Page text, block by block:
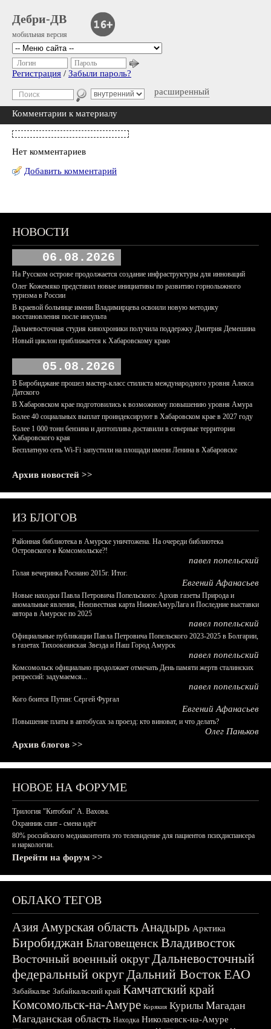
Дебри-ДВ
мобильная версия
расширенный
Логин Пароль
Регистрация / Забыли пароль?
Комментарии к материалу
Нет комментариев
Добавить комментарий
НОВОСТИ
06.08.2026
На Русском острове продолжается создание инфраструктуры для инноваций
Олег Кожемяко представил новые инициативы по развитию горнолыжного
туризма в России
В краевой больнице имени Владимирцева освоили новую методику
восстановления после инсульта
Дальневосточная студия кинохроники получила поддержку Дмитрия Демешина
Новый циклон приближается к Хабаровскому краю
05.08.2026
В Биробиджане прошел мастер-класс стилиста международного уровня Алекса
Датского
В Хабаровском крае подготовились к возможному повышению уровня Амура
Более 40 социальных выплат проиндексируют в Хабаровском крае в 2027 году
Более 1 000 тонн бензина и дизтоплива доставили в северные территории
Хабаровского края
Бесплатную сеть Wi-Fi запустили на площади имени Ленина в Хабаровске
Архив новостей >>
ИЗ БЛОГОВ
Районная библиотека в Амурске уничтожена. На очереди библиотека
Островского в Комсомольске?!
павел попельский
Голая вечеринка Роснано 2015г. Итог.
Евгений Афанасьев
Новые находки Павла Петровича Попельского: Архив газеты Природа и
аномальные явления, Неизвестная карта НижнеАмурЛага и Последние выставки
автора в Амурске по 2025
павел попельский
Официальные публикации Павла Петровича Попельского 2023-2025 в Болгарии,
в газетах Тихоокеанская Звезда и Наш Город Амурск
павел попельский
Комсомольск официально продолжает отмечать День памяти жертв сталинских
репрессий: задумаемся...
павел попельский
Кого боится Путин: Сергей Фургал
Евгений Афанасьев
Повышение платы в автобусах за проезд: кто виноват, и что делать?
Олег Паньков
Архив блогов >>
НОВОЕ НА ФОРУМЕ
Трилогия "Китобои" А. Вахова.
Охранник спит - смена идёт
80% российского медиаконтента это телевидение для пациентов психдиспансера
и наркологии.
Перейти на форум >>
ОБЛАКО ТЕГОВ
АзияАмурская область Анадырь Арктика
БиробиджанБлаговещенскВладивосток
Восточный военный округДальневосточный
федеральный округДальний ВостокЕАО
Забайкалье Забайкальский край Камчатский край
Комсомольск-на-Амуре Корякия Курилы Магадан
Магаданская область Находка Николаевск-на-Амуре